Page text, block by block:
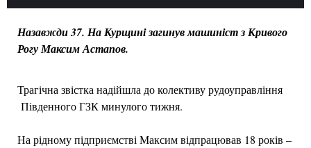
Назавжди 37. На Курщині загинув машиніст з Кривого
Рогу Максим Астапов.
Трагічна звістка надійшла до колективу рудоуправління
Південного ГЗК минулого тижня.
На рідному підприємстві Максим відпрацював 18 років –